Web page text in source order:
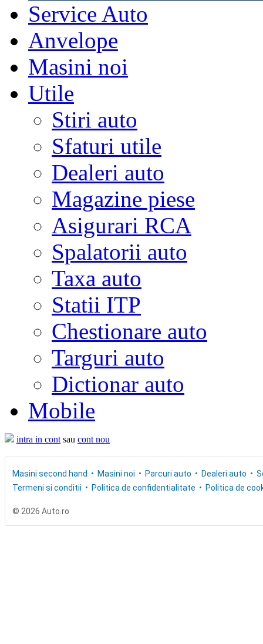
Service Auto
Anvelope
Masini noi
Utile
Stiri auto
Sfaturi utile
Dealeri auto
Magazine piese
Asigurari RCA
Spalatorii auto
Taxa auto
Statii ITP
Chestionare auto
Targuri auto
Dictionar auto
Mobile
intra in cont sau cont nou
Masini second hand Masini noi Parcuri auto Dealeri auto
Termeni si conditii
Politica de confidentialitate Politica de
© 2026 Auto.ro